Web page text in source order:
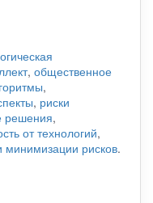
, общественное
,
, риски
решения,
от технологий,
минимизации рисков.